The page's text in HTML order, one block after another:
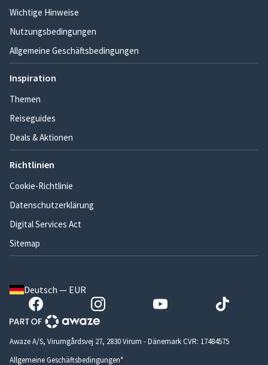
Wichtige Hinweise
Nutzungsbedingungen
Allgemeine Geschäftsbedingungen
Inspiration
Themen
Reiseguides
Deals & Aktionen
Richtlinien
Cookie-Richtlinie
Datenschutzerklärung
Digital Services Act
Sitemap
Deutsch — EUR
Awaze A/S, Virumgårdsvej 27, 2830 Virum - Dänemark CVR: 17484575
Allgemeine Geschäftsbedingungen*